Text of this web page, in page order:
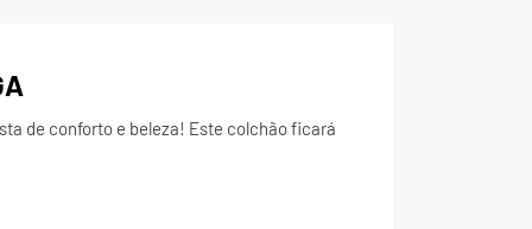
de conforto e beleza! Este colchão ficará